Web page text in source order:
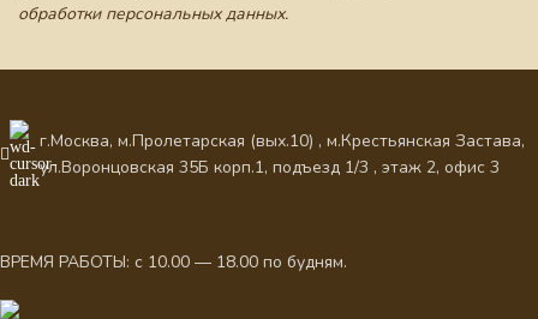
обработки персональных данных.
г.Москва, м.Пролетарская (вых.10) , м.Крестьянская Застава,
ул.Воронцовская 35Б корп.1, подъезд 1/3 , этаж 2, офис 3
ВРЕМЯ РАБОТЫ: с 10.00 — 18.00 по будням.